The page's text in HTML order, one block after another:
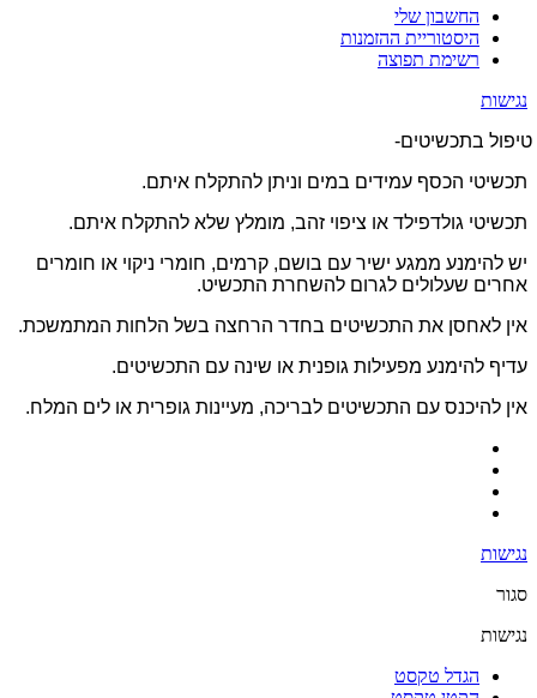
החשבון שלי
היסטוריית ההזמנות
רשימת תפוצה
נגישות
טיפול בתכשיטים-
תכשיטי הכסף עמידים במים וניתן להתקלח איתם.
תכשיטי גולדפילד או ציפוי זהב, מומלץ שלא להתקלח איתם.
יש להימנע ממגע ישיר עם בושם, קרמים, חומרי ניקוי או חומרים
אחרים שעלולים לגרום להשחרת התכשיט.
אין לאחסן את התכשיטים בחדר הרחצה בשל הלחות המתמשכת.
עדיף להימנע מפעילות גופנית או שינה עם התכשיטים.
אין להיכנס עם התכשיטים לבריכה, מעיינות גופרית או לים המלח.
נגישות
סגור
נגישות
הגדל טקסט